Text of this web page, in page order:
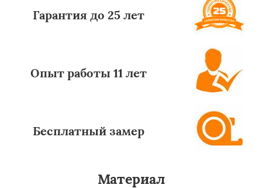
Гарантия до 25 лет
Опыт работы 11 лет
Бесплатный замер
Материал